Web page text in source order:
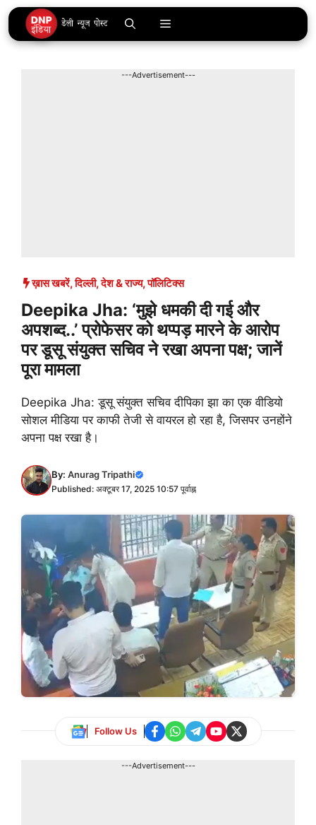
Skip
to
content
Menu
---Advertisement---
ख़ास खबरें,दिल्ली,देश & राज्य,पॉलिटिक्स
Deepika Jha: ‘मुझे धमकी दी गई और
अपशब्द..’ प्रोफेसर को थप्पड़ मारने के आरोप
पर डूसू संयुक्त सचिव ने रखा अपना पक्ष; जानें
पूरा मामला
Deepika Jha: डूसू संयुक्त सचिव दीपिका झा का एक वीडियो
सोशल मीडिया पर काफी तेजी से वायरल हो रहा है, जिसपर उनहोंने
अपना पक्ष रखा है।
By: Anurag Tripathi
Published: अक्टूबर 17, 2025 10:57 पूर्वाह्न
Follow Us
---Advertisement---